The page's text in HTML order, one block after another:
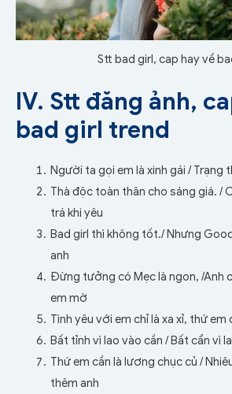
Stt bad girl, cap hay về
IV. Stt đăng ảnh,
bad girl trend
Người ta gọi em là xinh gái /Trạng
Thà độc toàn thân cho sáng giá. /
trá khi yêu
Bad girl thì không tốt./Nhưng
anh
Đừng tưởng có Mẹc là ngon, /Anh
em mờ
Tình yêu với em chỉ là xa xỉ, thứ em
Bất tỉnh vì lao vào cần /Bất cẩn vì
Thứ em cần là lương chục củ /
thêm anh